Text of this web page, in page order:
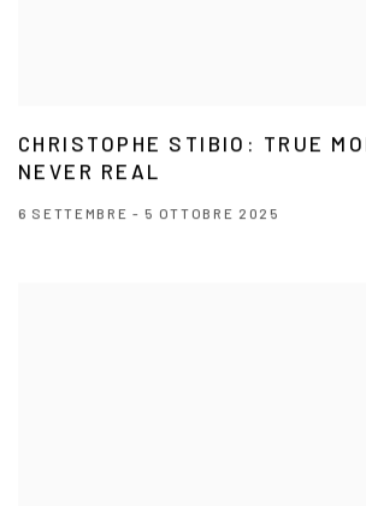
CHRISTOPHE STIBIO: TRUE
NEVER REAL
6 SETTEMBRE - 5 OTTOBRE 2025